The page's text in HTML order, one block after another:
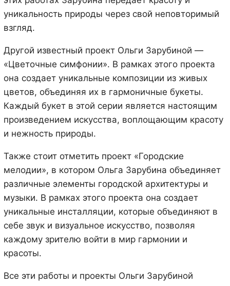
уникальность природы через свой неповторимый
взгляд.
Другой известный проект Ольги Зарубиной —
«Цветочные симфонии». В рамках этого проекта
она создает уникальные композиции из живых
цветов, объединяя их в гармоничные букеты.
Каждый букет в этой серии является настоящим
произведением искусства, воплощающим красоту
и нежность природы.
Также стоит отметить проект «Городские
мелодии», в котором Ольга Зарубина объединяет
различные элементы городской архитектуры и
музыки. В рамках этого проекта она создает
уникальные инсталляции, которые объединяют в
себе звук и визуальное искусство, позволяя
каждому зрителю войти в мир гармонии и
красоты.
Все эти работы и проекты Ольги Зарубиной